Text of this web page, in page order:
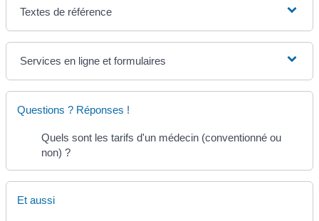
Textes de référence
Services en ligne et formulaires
Questions ? Réponses !
Quels sont les tarifs d'un médecin (conventionné ou
non) ?
Et aussi